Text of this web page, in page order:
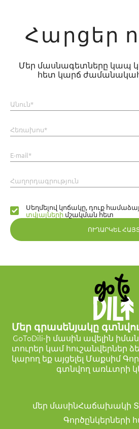
Հարցեր
Մեր մասնագետները կապ
հետ կարճ
Անուն*
Հեռախոս*
E-mail*
Հաղորդագրություն
ՈՒՂԱՐԿԵԼ
Սեղմելով կոճակը, դուք
տվյալներիմշակման հետ
Մեր գրասենյակը
GoToDili-ի մասին ավելին
տուրեր կամ հուշանվերներ
կարող եք այցելել Մաքսիմ
գտնվող առևտրի
մեր մասինՀաճախակի
Գործընկերների